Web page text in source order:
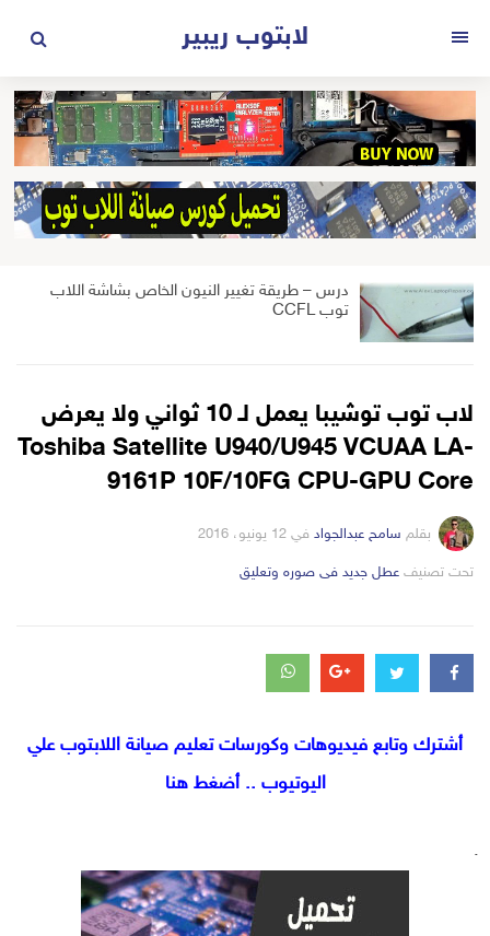
المحتوى
لابتوب ريبير
درس – طريقة تغيير النيون الخاص بشاشة اللاب
توب CCFL
لاب توب توشيبا يعمل لـ 10 ثواني ولا يعرض
Toshiba Satellite U940/U945 VCUAA LA-
9161P 10F/10FG CPU-GPU Core
بقلم سامح عبدالجواد في 12 يونيو، 2016
تحت تصنيف التصانيف
عطل جديد فى صوره وتعليق
أشترك وتابع فيديوهات وكورسات تعليم صيانة اللابتوب علي
اليوتيوب .. أضغط هنا
.